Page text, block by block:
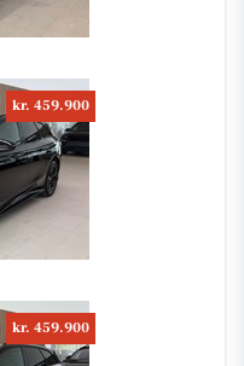
kr. 459.900
kr. 459.900